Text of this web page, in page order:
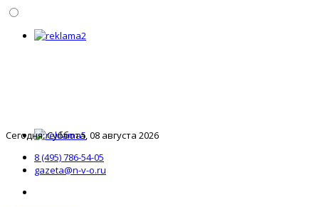
Сегодня: Суббота, 08 августа 2026
8 (495) 786-54-05
gazeta@n-v-o.ru